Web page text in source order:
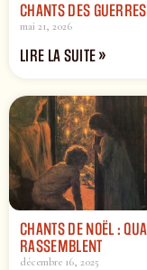
CHANTS DES
mai 21, 2026
LIRE LA SUITE »
CHANTS DE NOËL :
RASSEMBLENT
décembre 16, 2025